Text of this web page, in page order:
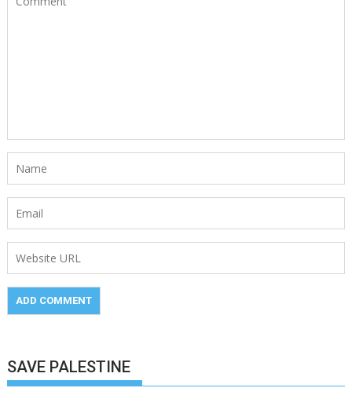
SAVE PALESTINE